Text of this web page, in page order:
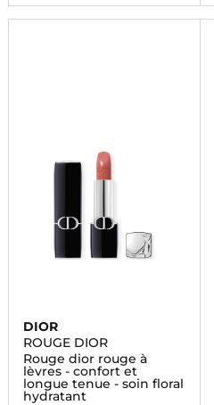
DIOR
ROUGE DIOR
Rouge dior rouge à
lèvres - confort et
longue tenue - soin floral
hydratant